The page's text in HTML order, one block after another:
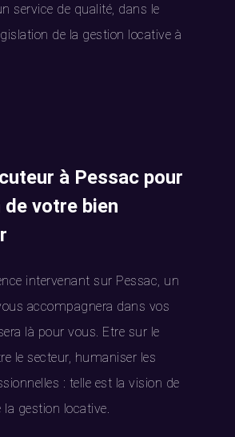
service de qualité, dans le
de la gestion locative à
à Pessac pour
de votre bien
intervenant sur Pessac, un
accompagnera dans vos
là pour vous. Etre sur le
le secteur, humaniser les
: telle est la vision de
la gestion locative.